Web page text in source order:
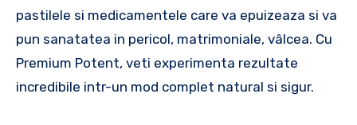
pastilele si medicamentele care va epuizeaza si va
pun sanatatea in pericol, matrimoniale, vâlcea. Cu
Premium Potent, veti experimenta rezultate
incredibile intr-un mod complet natural si sigur.